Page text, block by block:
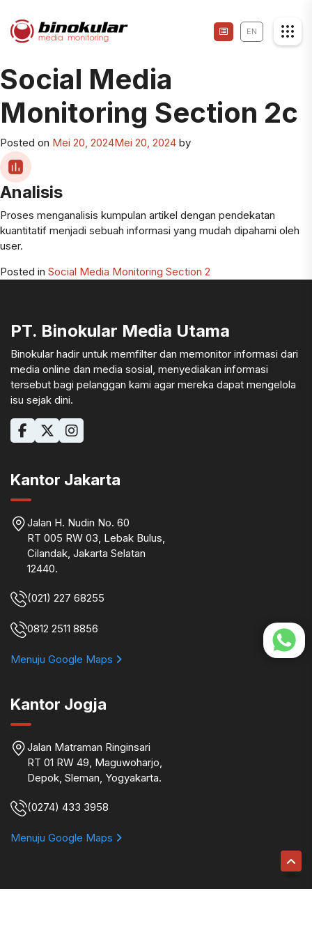
EN
Social Media
Monitoring Section 2c
Posted on Mei 20, 2024Mei 20, 2024 by
Analisis
Proses menganalisis kumpulan artikel dengan pendekatan
kuantitatif menjadi sebuah informasi yang mudah dipahami oleh
user.
Posted in Social Media Monitoring Section 2
PT. Binokular Media Utama
Binokular hadir untuk memfilter dan memonitor informasi dari
media online dan media sosial, menyediakan informasi
tersebut bagi pelanggan kami agar mereka dapat mengelola
isu sejak dini.
Kantor Jakarta
Jalan H. Nudin No. 60
RT 005 RW 03, Lebak Bulus,
Cilandak, Jakarta Selatan
12440.
(021) 227 68255
0812 2511 8856
Menuju Google Maps
Kantor Jogja
Jalan Matraman Ringinsari
RT 01 RW 49, Maguwoharjo,
Depok, Sleman, Yogyakarta.
(0274) 433 3958
Menuju Google Maps